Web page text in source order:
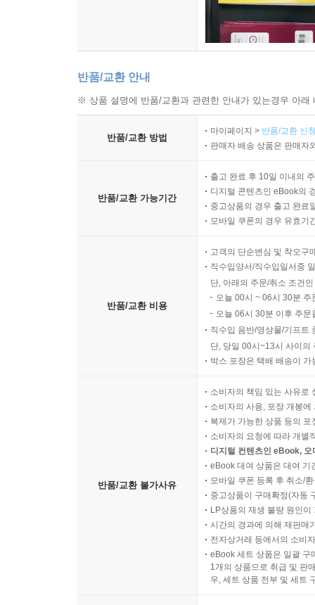
반품/교환 안내
※ 상품 설명에 반품/교환과 관련한 안내가 있는경우 아
반품/교환 방법
마이페이지 > 반품/교환 신
판매자 배송 상품은 판매자
반품/교환 가능기간
출고 완료 후 10일 이내의
디지털 콘텐츠인 eBook의
중고상품의 경우 출고 완료
모바일 쿠폰의 경우 유효기
반품/교환 비용
고객의 단순변심 및 착오구
직수입양서/직수입일서중
단, 아래의 주문/취소 조건
오늘 00시 ~ 06시 30분
오늘 06시 30분 이후 주
직수입 음반/영상물/기프트
단, 당일 00시~13시 사이의
박스 포장은 택배 배송이
반품/교환 불가사유
소비자의 책임 있는 사유로
소비자의 사용, 포장 개봉
복제가 가능한 상품 등의
소비자의 요청에 따라 개별
디지털 컨텐츠인 eBook,
eBook 대여 상품은 대여 기
모바일 쿠폰 등록 후 취소/
중고상품이 구매확정(자동
LP상품의 재생 불량 원인
시간의 경과에 의해 재판매
전자상거래 등에서의 소비
eBook 세트 상품은 일괄 구
1개의 상품으로 취급 및 판
우, 세트 상품 전부 및 세트